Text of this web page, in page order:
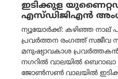
ഇടിക്കുള
എസ്ഡിജിഎൻ
ന്യൂയോര്‍ക്ക്: കഴിഞ്ഞ നാല്
പ്രവർത്തന രംഗത്ത് സജീവ
മനുഷ്യാവകാശ
നഗറിൽ വാലയിൽ
ജോൺസൺ വാലയിൽ